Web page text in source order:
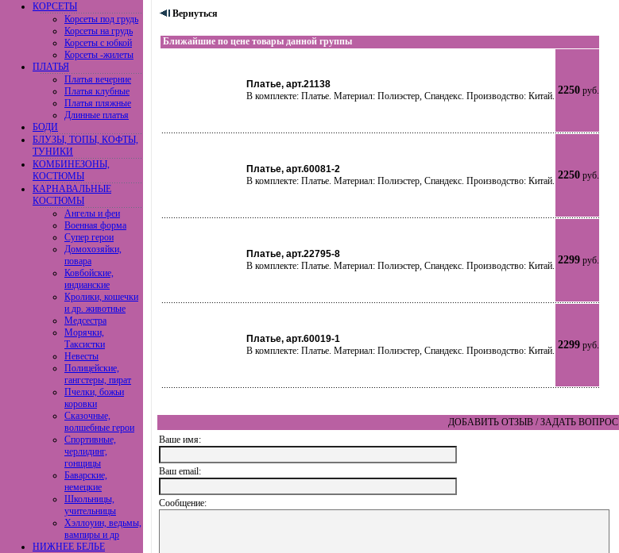
КОРСЕТЫ
Корсеты под грудь
Корсеты на грудь
Корсеты с юбкой
Корсеты -жилеты
ПЛАТЬЯ
Платья вечерние
Платья клубные
Платья пляжные
Длинные платья
БОДИ
БЛУЗЫ, ТОПЫ, КОФТЫ,
ТУНИКИ
КОМБИНЕЗОНЫ,
КОСТЮМЫ
КАРНАВАЛЬНЫЕ
КОСТЮМЫ
Ангелы и феи
Военная форма
Супер герои
Домохозяйки,
повара
Ковбойские,
индианские
Кролики, кошечки
и др. животные
Медсестра
Морячки,
Таксистки
Невесты
Полицейские,
гангстеры, пират
Пчелки, божьи
коровки
Сказочные,
волшебные герои
Спортивные,
черлидинг,
гонщицы
Баварские,
немецкие
Школьницы,
учительницы
Хэллоуин, ведьмы,
вампиры и др
НИЖНЕЕ БЕЛЬЕ
Вернуться
Ближайшие по цене товары данной группы
Платье, арт.21138
В комплекте: Платье. Материал: Полиэстер, Спандекс. Производство: Китай. 2250 руб.
Платье, арт.60081-2
В комплекте: Платье. Материал: Полиэстер, Спандекс. Производство: Китай. 2250 руб.
Платье, арт.22795-8
В комплекте: Платье. Материал: Полиэстер, Спандекс. Производство: Китай. 2299 руб.
Платье, арт.60019-1
В комплекте: Платье. Материал: Полиэстер, Спандекс. Производство: Китай. 2299 руб.
ДОБАВИТЬ ОТЗЫВ / ЗАДАТЬ ВОПРОС
Ваше имя:
Ваш еmail:
Сообщение: